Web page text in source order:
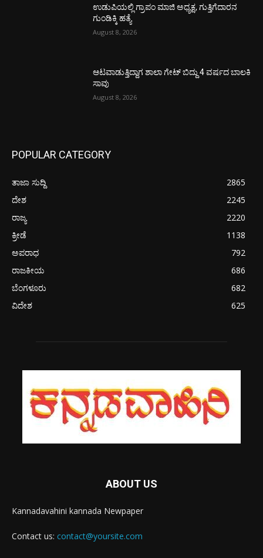
ಉಡುಪಿಯಲ್ಲಿ ಗ್ರಾಪಂ ಮಾಜಿ ಅಧ್ಯಕ್ಷ, ಗುತ್ತಿಗೆದಾರನ
ಗುಂಡಿಕ್ಕಿ ಹತ್ಯೆ
August 8, 2026
ಆಟವಾಡುತ್ತಿದ್ದಾಗ ಶಾಲಾ ಗೇಟ್‌ ಬಿದ್ದು 4 ವರ್ಷದ ಬಾಲಕಿ
ಸಾವು
August 8, 2026
POPULAR CATEGORY
ತಾಜಾ ಸುದ್ದಿ
2865
ದೇಶ
2245
ರಾಜ್ಯ
2220
ಕ್ರೀಡೆ
1138
ಅಪರಾಧ
792
ರಾಜಕೀಯ
686
ಬೆಂಗಳೂರು
682
ವಿದೇಶ
625
ABOUT US
Kannadavahini kannada Newpaper
Contact us: contact@yoursite.com